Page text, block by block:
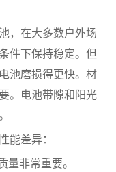
，在大多数户外场
件下保持稳定。但
池磨损得更快。材
。电池带隙和阳光
差异：
非常重要。